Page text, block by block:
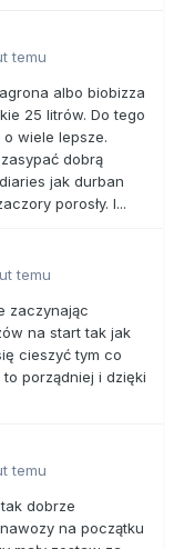
temu
albo biobizza
25 litrów. Do tego
wiele lepsze.
dobrą
jak durban
porosły. I...
temu
zaczynając
na start tak jak
cieszyć tym co
porządniej i dzięki
temu
dobrze
na początku